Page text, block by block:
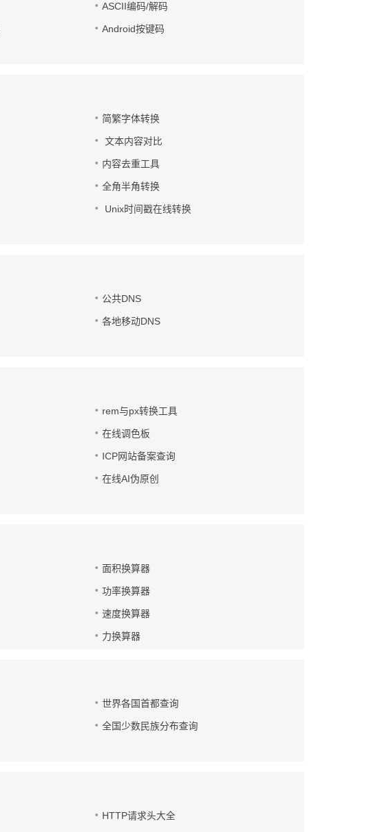
ASCII编码/解码
Android按键码
简繁字体转换
文本内容对比
内容去重工具
全角半角转换
Unix时间戳在线转换
公共DNS
各地移动DNS
rem与px转换工具
在线调色板
ICP网站备案查询
在线AI伪原创
面积换算器
功率换算器
速度换算器
力换算器
世界各国首都查询
全国少数民族分布查询
HTTP请求头大全